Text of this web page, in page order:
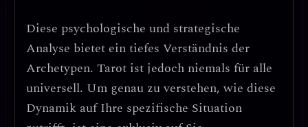
Diese psychologische und strategische
Analyse bietet ein tiefes Verständnis der
Archetypen. Tarot ist jedoch niemals für alle
universell. Um genau zu verstehen, wie diese
Dynamik auf Ihre spezifische Situation